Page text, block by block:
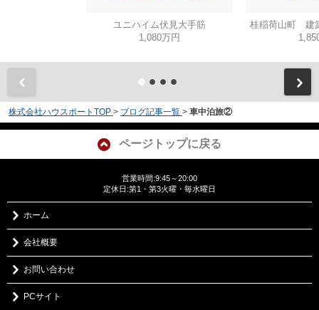
ユニハイム伏見大手筋
1,080万円
桂稲荷山町 建
株式会社ハウスポートTOP > ブログ記事一覧 > 車中泊旅②
ページトップに戻る
営業時間:9:45～20:00
定休日:第1・第3火曜・毎水曜日
ホーム
会社概要
お問い合わせ
PCサイト